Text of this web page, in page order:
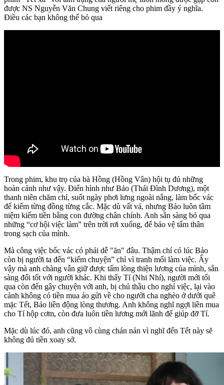
được NS Nguyễn Văn Chung viết riêng cho phim đầy ý nghĩa.
Điều các bạn không thể bỏ qua
Trong phim, khu trọ của bà Hồng (Hồng Vân) hội tụ đủ những
hoàn cảnh như vậy. Điển hình như Bảo (Thái Đình Dương), một
thanh niên chăm chỉ, suốt ngày phơi lưng ngoài nắng, làm bốc vác
để kiếm từng đồng từng cắc. Mặc dù vất vả, nhưng Bảo luôn tâm
niệm kiếm tiền bằng con đường chân chính. Anh sẵn sàng bỏ qua
những “cơ hội việc làm” trên trời rơi xuống, để bảo vệ tấm thân
trong sạch của mình.
Mà công việc bốc vác có phải dễ "ăn" đâu. Thậm chí có lúc Bảo
còn bị người ta đến “kiếm chuyện” chỉ vì tranh mối làm việc. Ấy
vậy mà anh chàng vẫn giữ được tấm lòng thiện lương của mình, sẵn
sàng đối tốt với người khác. Khi thấy Tí (Nhi Nhí), người mới tối
qua còn đến gây chuyện với anh, bị chủ thầu cho nghỉ việc, lại vào
cảnh không có tiền mua áo gửi về cho người cha nghèo ở dưới quê
mặc Tết, Bảo liền động lòng thương. Anh không nghĩ ngợi liền mua
cho Tí hộp cơm, còn đưa luôn tiền lương mới lãnh để giúp đỡ Tí.
Mặc dù lúc đó, anh cũng vô cùng chán nản vì nghĩ đến Tết này sẽ
không đủ tiền xoay sở.